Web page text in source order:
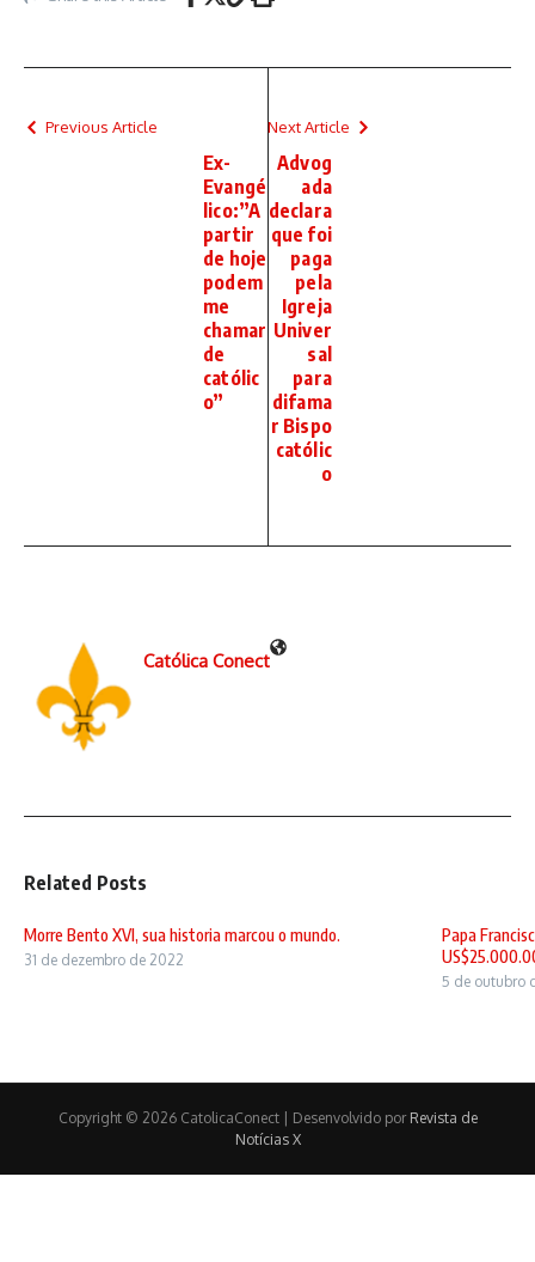
Previous Article
Ex-
Evangé
lico:”A
partir
de hoje
podem
me
chamar
de
católic
o”
Next Article
Advog
ada
declara
que foi
paga
pela
Igreja
Univer
sal
para
difama
r Bispo
católic
o
Católica Conect
Related Posts
Morre Bento XVI, sua historia marcou o mundo.
31 de dezembro de 2022
Papa
5 de outubro
Copyright © 2026 CatolicaConect | Desenvolvido por Revista de
Notícias X